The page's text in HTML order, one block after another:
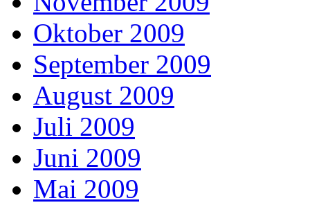
Oktober 2009
September 2009
August 2009
Juli 2009
Juni 2009
Mai 2009